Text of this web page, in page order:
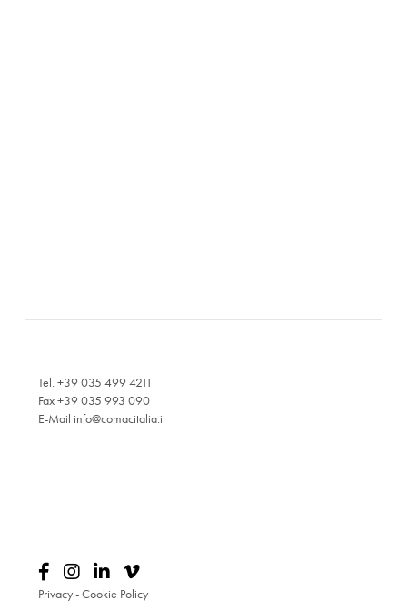
Tel. +39 035 499 4211
Fax +39 035 993 090
E-Mail info@comacitalia.it
Privacy-Cookie Policy